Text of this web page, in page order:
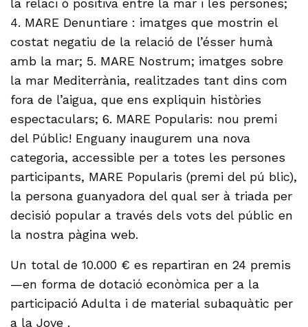
la relaci ó positiva entre la mar i les persones;
4. MARE Denuntiare : imatges que mostrin el
costat negatiu de la relació de l’ésser humà
amb la mar; 5. MARE Nostrum; imatges sobre
la mar Mediterrània, realitzades tant dins com
fora de l’aigua, que ens expliquin històries
espectaculars; 6. MARE Popularis: nou premi
del Públic! Enguany inaugurem una nova
categoria, accessible per a totes les persones
participants, MARE Popularis (premi del pú blic),
la persona guanyadora del qual ser à triada per
decisió popular a través dels vots del públic en
la nostra pàgina web.
Un total de 10.000 € es repartiran en 24 premis
—en forma de dotació econòmica per a la
participació Adulta i de material subaquàtic per
a la Jove .